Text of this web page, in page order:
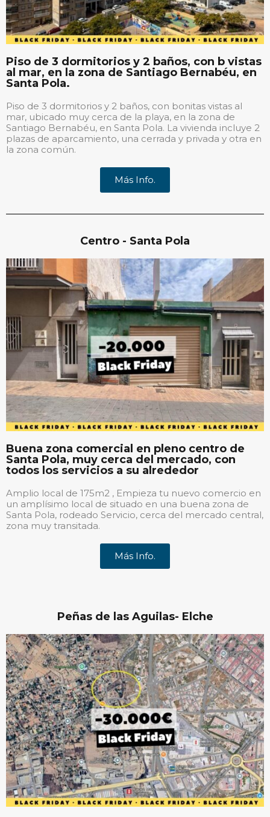
Piso de 3 dormitorios y 2 baños, con b vistas
al mar, en la zona de Santiago Bernabéu, en
Santa Pola.
Piso de 3 dormitorios y 2 baños, con bonitas vistas al
mar, ubicado muy cerca de la playa, en la zona de
Santiago Bernabéu, en Santa Pola. La vivienda incluye 2
plazas de aparcamiento, una cerrada y privada y otra en
la zona común.
Más Info.
Centro - Santa Pola
Buena zona comercial en pleno centro de
Santa Pola, muy cerca del mercado, con
todos los servicios a su alrededor
Amplio local de 175m2 , Empieza tu nuevo comercio en
un amplísimo local de situado en una buena zona de
Santa Pola, rodeado Servicio, cerca del mercado central,
zona muy transitada.
Más Info.
Peñas de las Aguilas- Elche